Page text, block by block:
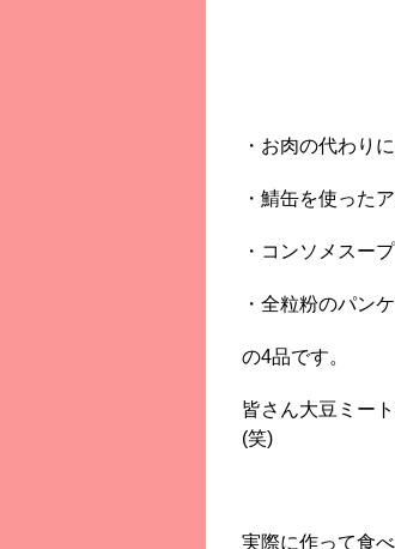
・お肉の代わり
・鯖缶を使った
・コンソメスープ
・全粒粉のパン
の4品です。
皆さん大豆ミー
(笑)
実際に作って食べ